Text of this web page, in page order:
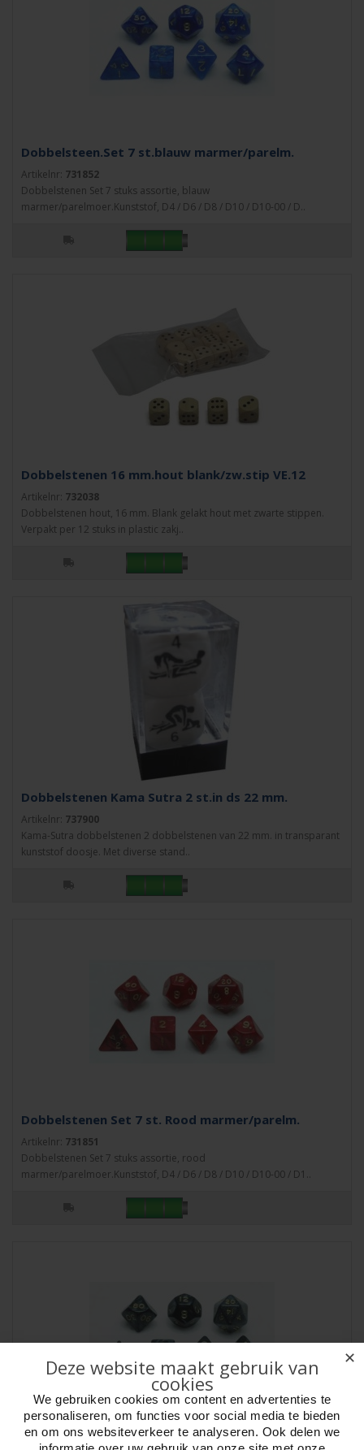
Dobbelsteen.Set 7 st.blauw marmer/parelm.
Artikelnr: 731852
Dobbelstenen Set 7 stuks assortie, blauw
marmer/parelmoer.Kunststof, D4 / D6 / D8 / D10 / D10-00 / D..
Dobbelstenen 16 mm.hout blank/zw.stip VE.12
Artikelnr: 732038
Dobbelstenen hout, 16 mm. Blank gelakt hout met zwarte stippen.
Verpakt per 12 stuks in plastic zakj..
Dobbelstenen Kama Sutra 2 st.in ds 22 mm.
Artikelnr: 737900
Kama-Sutra dobbelstenen 2 dobbelstenen van 22 mm. in transparant
kunststof doosje. Met diverse stand..
Dobbelstenen Set 7 st. Rood marmer/parelm.
Artikelnr: 731851
Dobbelstenen Set 7 stuks assortie, rood
marmer/parelmoer.Kunststof, D4 / D6 / D8 / D10 / D10-00 / D1..
Dobbelstenen Set zwart marmer/parelmoer 7 st.
✕
Deze website maakt gebruik van
cookies
We gebruiken cookies om content en advertenties te
personaliseren, om functies voor social media te bieden
en om ons websiteverkeer te analyseren. Ook delen we